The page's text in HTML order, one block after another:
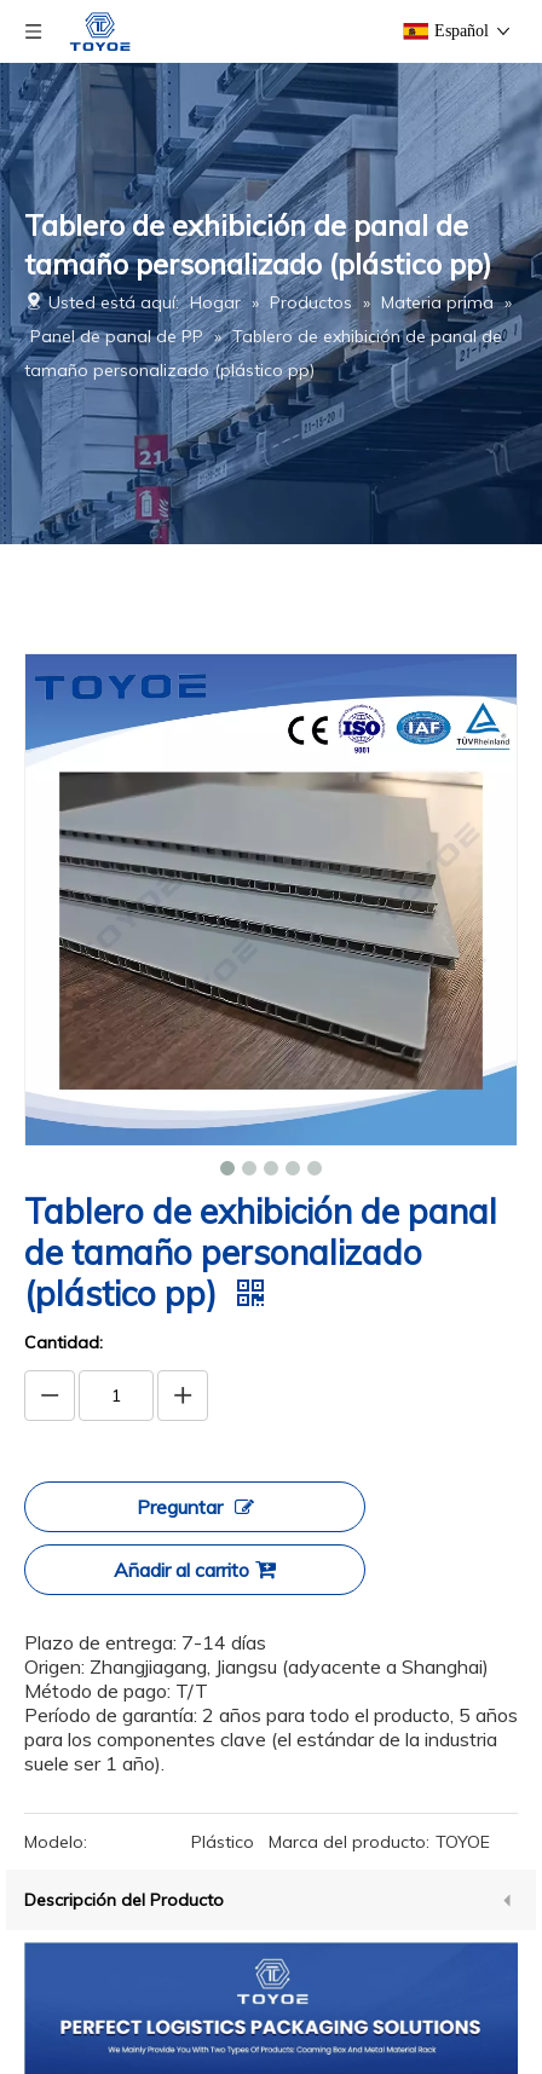
Español
Tablero de exhibición de panal de
tamaño personalizado (plástico pp)
Usted está aquí: Hogar » Productos » Materia prima »
Panel de panal de PP » Tablero de exhibición de panal de
tamaño personalizado (plástico pp)
Tablero de exhibición de panal
de tamaño personalizado
(plástico pp)
Cantidad:
Preguntar
Añadir al carrito
Plazo de entrega: 7-14 días
Origen: Zhangjiagang, Jiangsu (adyacente a Shanghai)
Método de pago: T/T
Período de garantía: 2 años para todo el producto, 5 años
para los componentes clave (el estándar de la industria
suele ser 1 año).
Modelo: Plástico Marca del producto: TOYOE
Descripción del Producto